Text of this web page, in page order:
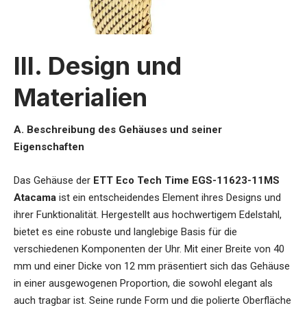
III. Design und
Materialien
A. Beschreibung des Gehäuses und seiner
Eigenschaften
Das Gehäuse der ETT Eco Tech Time EGS-11623-11MS
Atacama ist ein entscheidendes Element ihres Designs und
ihrer Funktionalität. Hergestellt aus hochwertigem Edelstahl,
bietet es eine robuste und langlebige Basis für die
verschiedenen Komponenten der Uhr. Mit einer Breite von 40
mm und einer Dicke von 12 mm präsentiert sich das Gehäuse
in einer ausgewogenen Proportion, die sowohl elegant als
auch tragbar ist. Seine runde Form und die polierte Oberfläche